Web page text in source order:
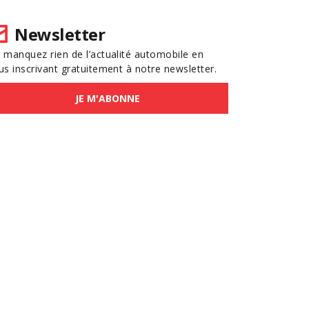
Newsletter
manquez rien de l’actualité automobile en
inscrivant gratuitement à notre newsletter.
JE M'ABONNE